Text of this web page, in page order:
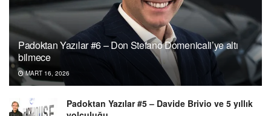
Padoktan Yazılar #6 – Don Stefano Domenicali’ye altı
bilmece
MART 16, 2026
Padoktan Yazılar #5 – Davide Brivio ve 5 yıllık